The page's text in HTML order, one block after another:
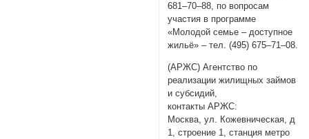
681–70–88, по вопросам
участия в программе
«Молодой семье – доступное
жильё» – тел. (495) 675–71–08.
(АРЖС) Агентство по
реализации жилищных займов
и субсидий,
контакты АРЖС:
Москва, ул. Кожевническая, д
1, строение 1, станция метро